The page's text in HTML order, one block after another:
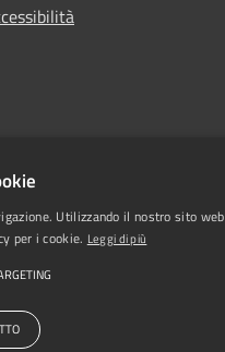
Utilizzando il nostro sito web
per i cookie. Leggi di più